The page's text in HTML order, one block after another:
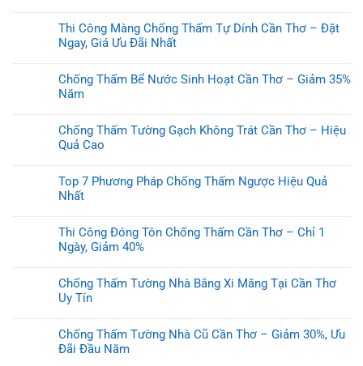
Thi Công Màng Chống Thấm Tự Dính Cần Thơ – Đặt
Ngay, Giá Ưu Đãi Nhất
Chống Thấm Bể Nước Sinh Hoạt Cần Thơ – Giảm 35%
Năm
Chống Thấm Tường Gạch Không Trát Cần Thơ – Hiệu
Quả Cao
Top 7 Phương Pháp Chống Thấm Ngược Hiệu Quả
Nhất
Thi Công Đóng Tôn Chống Thấm Cần Thơ – Chỉ 1
Ngày, Giảm 40%
Chống Thấm Tường Nhà Bằng Xi Măng Tại Cần Thơ
Uy Tín
Chống Thấm Tường Nhà Cũ Cần Thơ – Giảm 30%, Ưu
Đãi Đầu Năm